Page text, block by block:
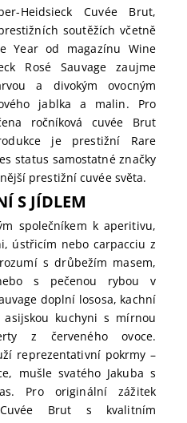
Heidsieck Cuvée Brut,
soutěžích včetně
Year od magazínu Wine
Rosé Sauvage zaujme
a divokým ovocným
jablka a malin. Pro
ročníková cuvée Brut
je prestižní Rare
status samostatné značky
prestižní cuvée světa.
S JÍDLEM
společníkem k aperitivu,
ústřicím nebo carpacciu z
s drůbežím masem,
s pečenou rybou v
doplní lososa, kachní
kuchyni s mírnou
z červeného ovoce.
reprezentativní pokrmy –
mušle svatého Jakuba s
Pro originální zážitek
Brut s kvalitním